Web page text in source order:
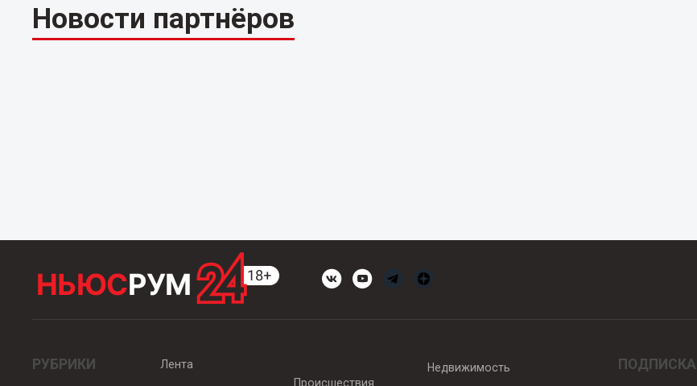
Новости партнёров
РУБРИКИ
Лента
Происшествия
Недвижимость ПОДПИСКА